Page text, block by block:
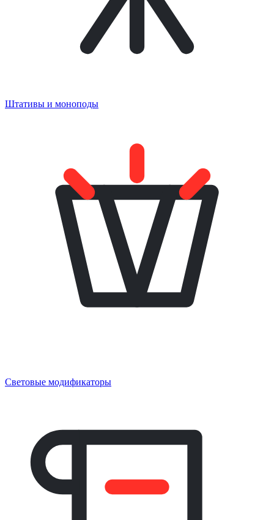
Штативы и моноподы
Световые модификаторы